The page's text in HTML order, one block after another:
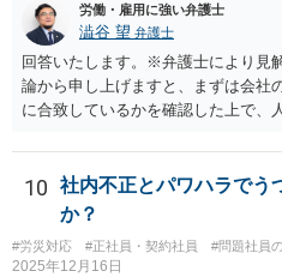
労働・雇用に強い弁護士
澁谷 望 弁護士
回答いたします。※弁護士により見
論から申し上げますと、まずは会社
に合致しているかを確認した上で、
ものの、重い懲戒処分の対象には十
については、会社側に「部下の不正
定させ、誤認した他部署への適切な
です。 あるいは、懲戒があったこ
ならば、それにより軽微ながら回復
10
社内不正とパワハラでう
か？
#労災対応 #正社員・契約社員 #問題社員
2025年12月16日